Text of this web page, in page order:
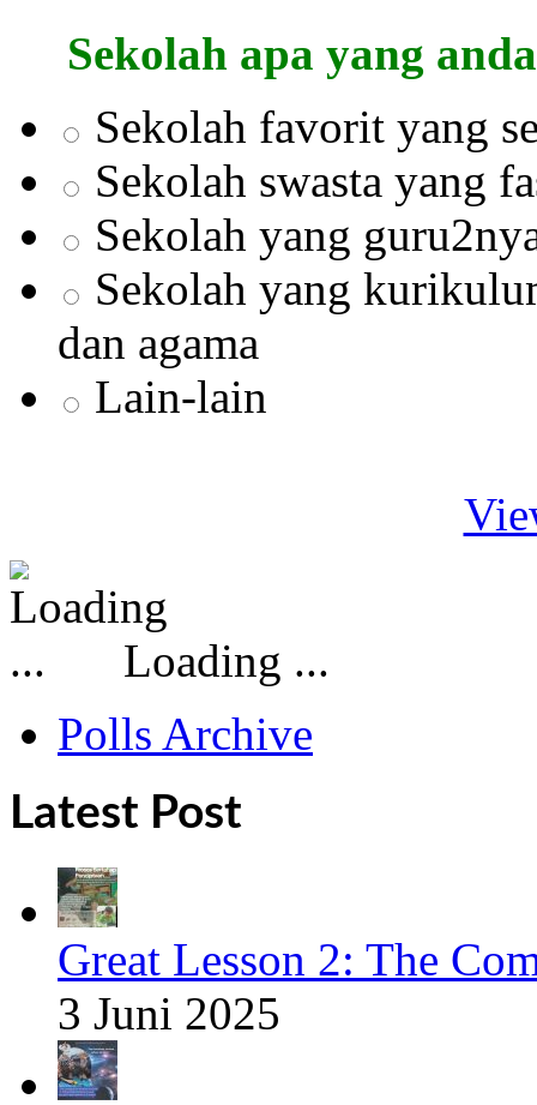
Sekolah apa yang
Sekolah favorit yang
Sekolah swasta yang
Sekolah yang
Sekolah yang
dan agama
Lain-lain
Loading ...
Polls Archive
Latest Post
Great Lesson 2: The
3 Juni 2025